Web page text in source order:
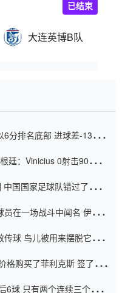
大连英博B队
已结束
分排名底部 进球差-13令人
廷：Vinicius 0射击90分钟
国国家足球队错过了世界
在一场战斗中闻名 伊万放
球 鸟儿被用来摆脱它
格购买了菲利克斯 签了7年
6球 只有两个连续三个连续